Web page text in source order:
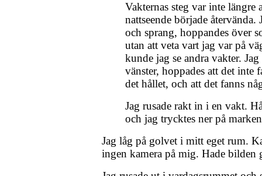
Vakternas steg var inte längre
nattseende började återvända.
och sprang, hoppandes över
utan att veta vart jag var på
kunde jag se andra vakter.
vänster, hoppades att det inte
det hållet, och att det fanns
Jag rusade rakt in i en vakt.
och jag trycktes ner på
Jag låg på golvet i mitt eget rum.
ingen kamera på mig. Hade bilden